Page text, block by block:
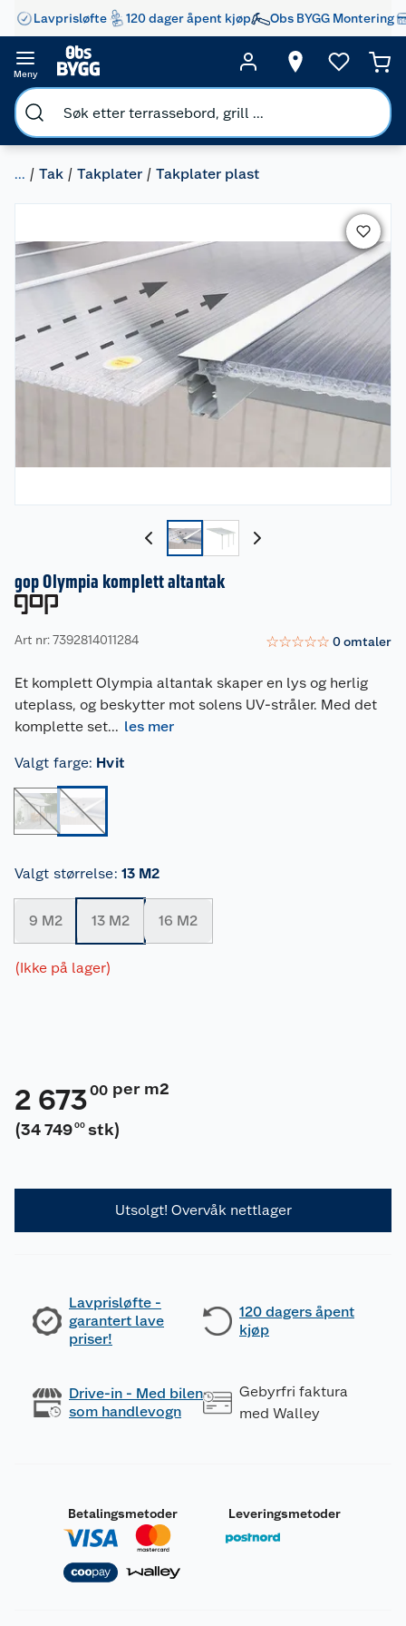
Lavprisløfte 120 dager åpent kjøp Obs BYGG Montering
Meny
... Tak Takplater Takplater plast
gop Olympia komplett altantak
Art nr: 7392814011284 ☆☆☆☆☆ 0omtaler
Et komplett Olympia altantak skaper en lys og herlig
uteplass, og beskytter mot solens UV-stråler. Med det
komplette set... les mer
Valgt farge: Hvit
Valgt størrelse: 13 M2
9 M2 13 M2 16 M2
(Ikke på lager)
2 67300 per m2
(34 749 00 stk)
Utsolgt! Overvåk nettlager
Lavprisløfte -
garantert lave
priser!
120 dagers åpent
kjøp
Drive-in - Med bilen
som handlevogn
Gebyrfri faktura
med Walley
Betalingsmetoder Leveringsmetoder